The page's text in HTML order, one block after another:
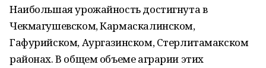
Наибольшая урожайность достигнута в
Чекмагушевском, Кармаскалинском,
Гафурийском, Аургазинском, Стерлитамакском
районах. В общем объеме аграрии этих